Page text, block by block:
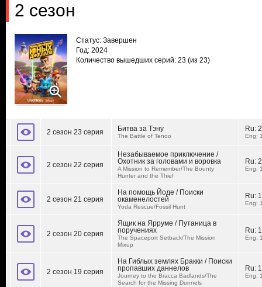
2 сезон
Статус: Завершен
Год: 2024
Количество вышедших серий: 23 (из 23)
2 сезон 23 серия Битва за Тэну
The Battle of Tenoo
Ru:
Eng:
2 сезон 22 серия
Незабываемое приключение /
Охотник за головами и воровка
A Mission to Remember/The Bounty
Hunter and the Thief
Ru:
Eng:
2 сезон 21 серия
На помощь Йоде / Поиски
окаменелостей
Yoda Rescue/Fossil Hunt
Ru:
Eng:
2 сезон 20 серия
Ящик на Ярруме / Путаница в
поручениях
The Spaceport Setback/The Mission
Mixup
Ru:
Eng:
2 сезон 19 серия
На Гиблых землях Бракки / Поиски
пропавших даннелов
Journey to the Bracca Badlands/The
Search for the Missing Dunnels
Ru:
Eng: